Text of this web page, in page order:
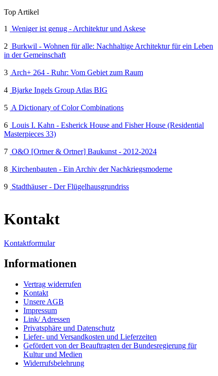
Top Artikel
1
Weniger ist genug - Architektur und Askese
2 Burkwil - Wohnen für alle: Nachhaltige Architektur für ein Leben
in der Gemeinschaft
3 Arch+ 264 - Ruhr: Vom Gebiet zum Raum
4 Bjarke Ingels Group Atlas BIG
5 A Dictionary of Color Combinations
6 Louis I. Kahn - Esherick House and Fisher House (Residential
Masterpieces 33)
7 O&O [Ortner & Ortner] Baukunst - 2012-2024
8 Kirchenbauten - Ein Archiv der Nachkriegsmoderne
9 Stadthäuser - Der Flügelhausgrundriss
Kontakt
Kontaktformular
Informationen
Vertrag widerrufen
Kontakt
Unsere AGB
Impressum
Link/ Adressen
Privatsphäre und Datenschutz
Liefer- und Versandkosten und Lieferzeiten
Gefördert von der Beauftragten der Bundesregierung für
Kultur und Medien
Widerrufsbelehrung